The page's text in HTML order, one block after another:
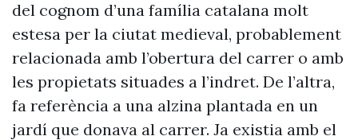
del cognom d’una família catalana molt
estesa per la ciutat medieval, probablement
relacionada amb l’obertura del carrer o amb
les propietats situades a l’indret. De l’altra,
fa referència a una alzina plantada en un
jardí que donava al carrer. Ja existia amb el